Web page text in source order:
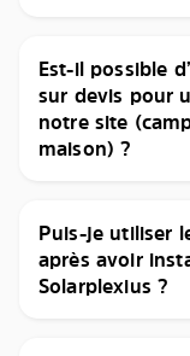
Est-il possible
sur devis pour
notre site
maison) ?
Puis-je utiliser
après avoir
Solarplexius ?